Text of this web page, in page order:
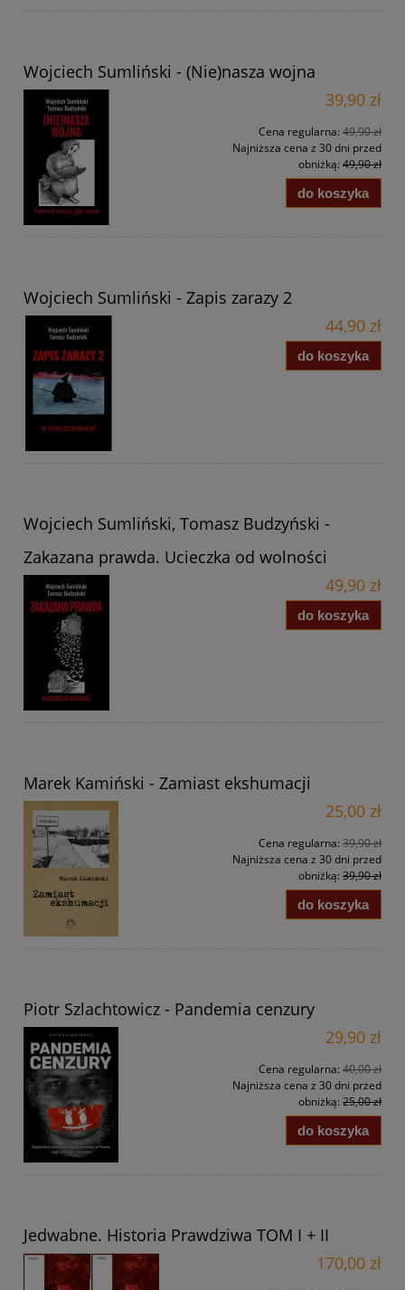
Wojciech Sumliński - (Nie)nasza wojna
39,90 zł
Cena regularna: 49,90 zł
Najniższa cena z 30 dni przed
obniżką: 49,90 zł
do koszyka
Wojciech Sumliński - Zapis zarazy 2
44,90 zł
do koszyka
Wojciech Sumliński, Tomasz Budzyński -
Zakazana prawda. Ucieczka od wolności
49,90 zł
do koszyka
Marek Kamiński - Zamiast ekshumacji
25,00 zł
Cena regularna: 39,90 zł
Najniższa cena z 30 dni przed
obniżką: 39,90 zł
do koszyka
Piotr Szlachtowicz - Pandemia cenzury
29,90 zł
Cena regularna: 40,00 zł
Najniższa cena z 30 dni przed
obniżką: 25,00 zł
do koszyka
Jedwabne. Historia Prawdziwa TOM I + II
170,00 zł